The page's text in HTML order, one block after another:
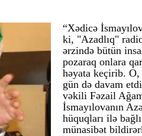
“Xədicə
ki, "Azadlıq"
ərzində bütün
pozaraq onlara
həyata keçirib.
gün də davam
vəkili Fəzail
İsmayılovanın
hüquqları ilə
münasibət